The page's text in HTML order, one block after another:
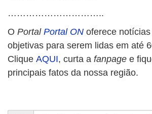
…………………………..
O Portal Portal ON oferece
objetivas para serem lidas em até
Clique AQUI, curta a fanpage e
principais fatos da nossa região.